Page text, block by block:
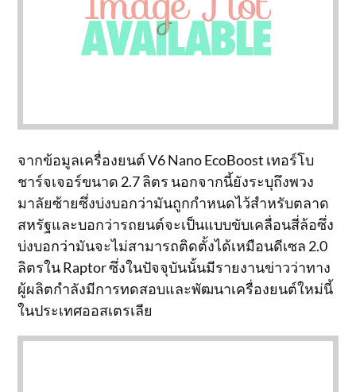
จากข้อมูลเครื่องยนต์ V6 Nano EcoBoost เทอร์โบ
ชาร์จเจอร์ขนาด 2.7 ลิตร นอกจากนี้ยังระบุถึงพวง
มาลัยซ้ายซึ่งบ่งบอกว่ามันถูกกำหนดไว้สำหรับตลาด
สหรัฐและบอกว่ารถยนต์จะเป็นแบบขับเคลื่อนสี่ล้อซึ่ง
บ่งบอกว่ามันจะไม่สามารถติดตั้งได้เหมือนดีเซล 2.0
ลิตรใน Raptor ซึ่งในปัจจุบันนั้นมีรายงานข่าวว่าทาง
ผู้ผลิตกำลังมีการทดสอบและพัฒนาเครื่องยนต์ใหม่นี้
ในประเทศออสเตรเลีย